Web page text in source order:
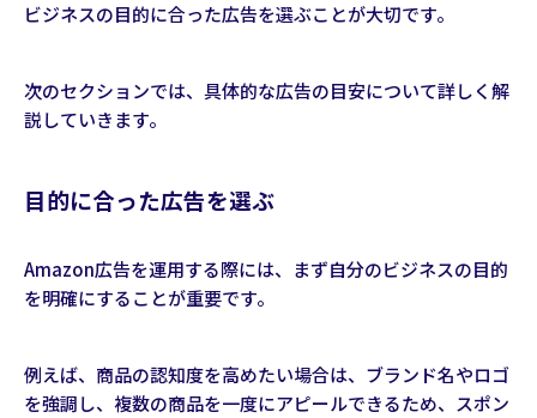
ビジネスの目的に合った広告を選ぶことが大切です。
次のセクションでは、具体的な広告の目安について詳しく解
説していきます。
目的に合った広告を選ぶ
Amazon広告を運用する際には、まず自分のビジネスの目的
を明確にすることが重要です。
例えば、商品の認知度を高めたい場合は、ブランド名やロゴ
を強調し、複数の商品を一度にアピールできるため、スポン